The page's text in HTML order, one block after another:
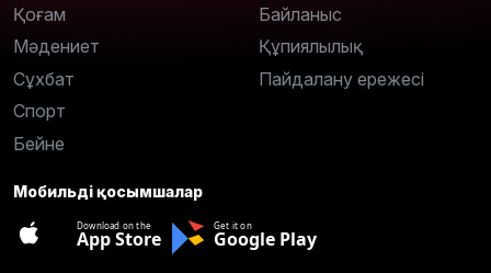
Қоғам
Мәдениет
Сұхбат
Спорт
Бейне
Байланыс
Құпиялылық
Пайдалану ережесі
Мобильді қосымшалар
Download on the
App Store
Get it on
Google Play